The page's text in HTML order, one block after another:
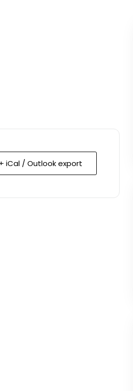
+ iCal / Outlook export